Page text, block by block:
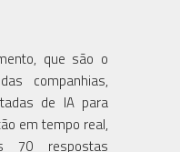
que são o
companhias,
de IA para
em tempo real,
70 respostas